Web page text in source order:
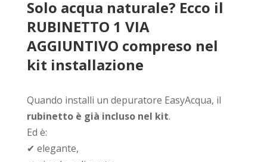
Solo acqua naturale? Ecco il
RUBINETTO 1 VIA
AGGIUNTIVO compreso nel
kit installazione
Quando installi un depuratore EasyAcqua, il
rubinetto è già incluso nel kit.
Ed è:
✔ elegante,